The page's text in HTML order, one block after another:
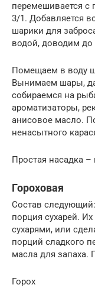
перемешивается
3/1. Добавляется
шарики для
водой, доводим до
Помещаем в воду
Вынимаем шары,
собираемся на
ароматизаторы,
анисовое масло.
ненасытного
Простая насадка –
Гороховая
Состав
порция сухарей.
сухарями, или
порций сладкого
масла для запаха.
Горох